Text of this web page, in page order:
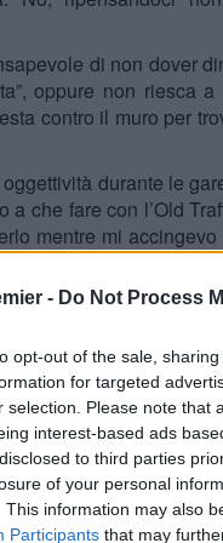
- Do Not Process
opt-out of the sale,
for targeted
selection. Please note that
interest-based ads
to third parties
of your personal
This information may also
Participants that may
di non dover
oppure non riesca
contro il muro per
durante le
che fare con l’Old
mentre mi
dica un po’ come
maggio,
baracca e
longeva. Anzi, a
farli recitare
queste poche
tra le fila di una
come
giustifica